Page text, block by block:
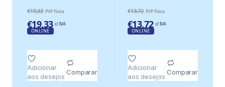
€19,33 PVP Física
€19,33 c/ IVA
ONLINE
Adicionar
aos desejos
Comparar
€13,72 PVP Física
€13,72 c/ IVA
ONLINE
Adicionar
aos desejos
Comparar